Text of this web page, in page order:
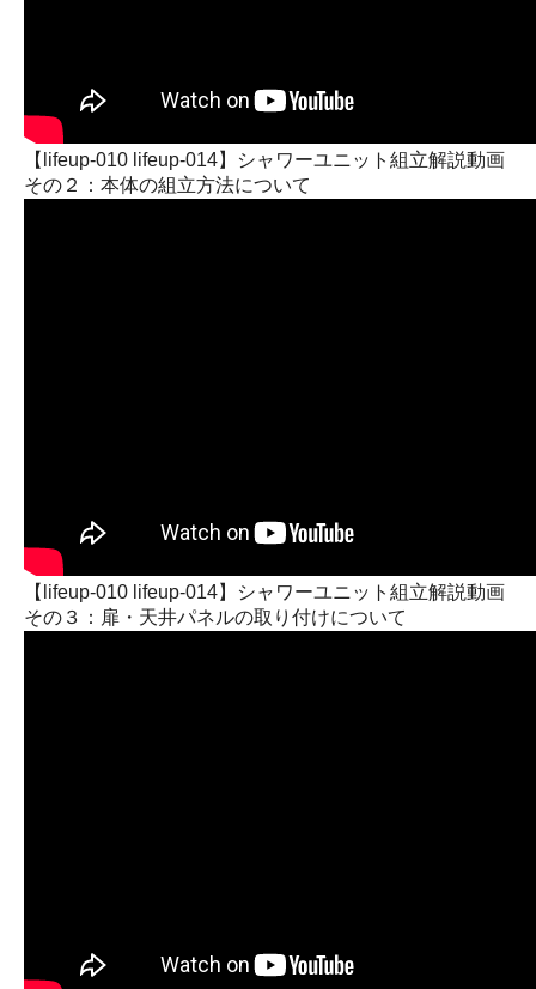
【lifeup-010 lifeup-014】シャワーユニット組立解説動画
その２：本体の組立方法について
【lifeup-010 lifeup-014】シャワーユニット組立解説動画
その３：扉・天井パネルの取り付けについて